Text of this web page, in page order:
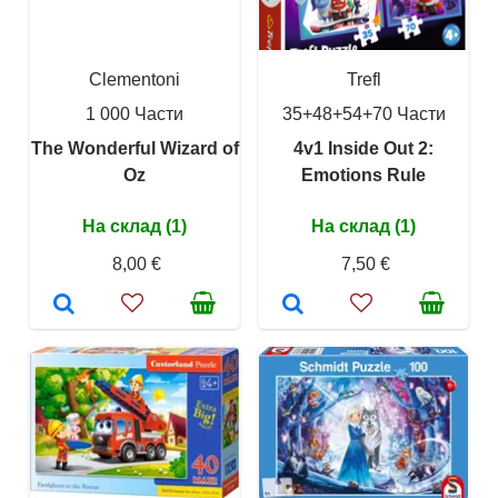
Clementoni
1 000 Части
The Wonderful Wizard of
Oz
На склад (1)
8,00 €
Trefl
35+48+54+70 Части
4v1 Inside Out 2:
Emotions Rule
На склад (1)
7,50 €